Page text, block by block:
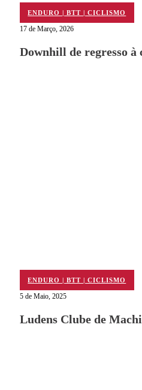
ENDURO | BTT | CICLISMO
17 de Março, 2026
Downhill de regresso à
ENDURO | BTT | CICLISMO
5 de Maio, 2025
Ludens Clube de